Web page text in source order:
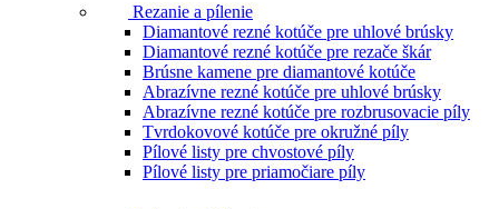
Rezanie a pílenie
Diamantové rezné kotúče pre uhlové brúsky
Diamantové rezné kotúče pre rezače škár
Brúsne kamene pre diamantové kotúče
Abrazívne rezné kotúče pre uhlové brúsky
Abrazívne rezné kotúče pre rozbrusovacie píly
Tvrdokovové kotúče pre okružné píly
Pílové listy pre chvostové píly
Pílové listy pre priamočiare píly